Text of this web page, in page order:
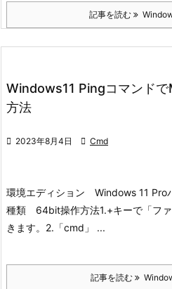
記事を読む
Windows11 Pingコマンドで
方法
 2023年8月4日  Cmd
環境エディション Windows 11 Pro
種類 64bit操作方法1.+キーで「フ
きます。 2.「cmd」 ...
記事を読む